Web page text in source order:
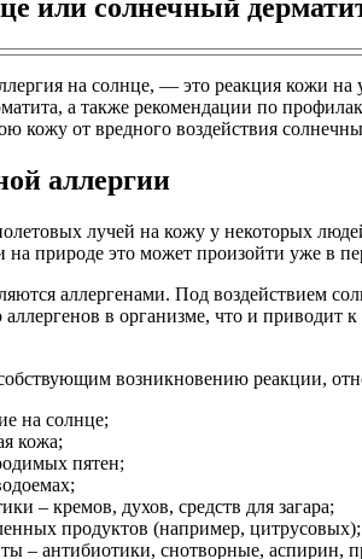
или солнечный
на солнце, — это реакция кожи
а также рекомендации по
кожу от вредного воздействия
аллергии
лучей на кожу у некоторых
на природе это может произойти уже в
аллергенами. Под воздействием
аллергенов в организме, что и
возникновению реакции,
на солнце;
кожа;
пятен;
– кремов, духов, средств для загара;
продуктов (например, цитрусовых);
– антибиотики, снотворные, аспирин,